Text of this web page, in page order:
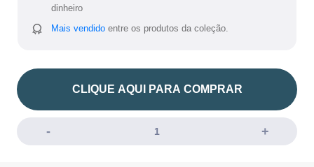
dinheiro
Mais vendido entre os produtos da coleção.
CLIQUE AQUI PARA COMPRAR